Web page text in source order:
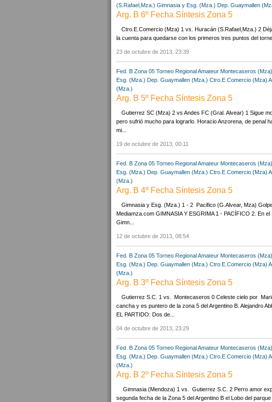
(S.Rafael,Mza.) Gimnasia y Esg. (Mza.) Dep. Guaymallen
Arg. B 6º Fecha Síntesis Zona 5
Ctro.E.Comercio (Mza) 1 vs. Huracán (S.Rafael,Mza.) 2
la cuenta para quedarse con los primeros tres puntos del
23 de octubre de 2013, 23:39
Fed. B Zona 05 Torneo Regional Amateur Montecaseros (Mza)
Esg. (Mza.) Dep. Guaymallen (Mza.) Ctro.E.Comercio (Mza)
(Mza.)
Arg. B 5º Fecha Síntesis Zona 5
Gutierrez SC (Mza) 2 vs Andes FC (Gral. Alvear) 1 Sigue
pero sufrió mucho para lograrlo. Horacio Anzorena, de penal
mi...
19 de octubre de 2013, 00:11
Fed. B Zona 05 Torneo Regional Amateur Montecaseros (Mza)
Esg. (Mza.) Dep. Guaymallen (Mza.) Ctro.E.Comercio (Mza)
(Mza.)
Arg. B 4º Fecha Síntesis Zona 5
Gimnasia y Esg. (Mza.) 1 - 2 Pacifico (G.Alvear, Mza)
Mediamza.com GIMNASIA Y ESGRIMA 1 - PACÍFICO 2. En
Gimn...
12 de octubre de 2013, 08:54
Fed. B Zona 05 Torneo Regional Amateur Montecaseros (Mza)
Esg. (Mza.) Dep. Guaymallen (Mza.) Ctro.E.Comercio (Mza)
(Mza.)
Arg. B 3º Fecha Síntesis Zona 5
Gutierrez S.C. 1 vs. Montecaseros 0 Celeste cielo por
cancha y es puntero de la zona 5 del Argentino B. Alejandro
EL PARTIDO: Dos de...
04 de octubre de 2013, 23:29
Fed. B Zona 05 Torneo Regional Amateur Montecaseros (Mza)
Esg. (Mza.) Dep. Guaymallen (Mza.) Ctro.E.Comercio (Mza)
(Mza.)
Arg. B 2º Fecha Síntesis Zona 5
Gimnasia (Mendoza) 1 vs. Gutierrez S.C. 2 Perro amor
segunda fecha de la Zona 5 del Argentino B el Lobo del